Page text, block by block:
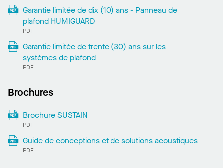
Garantie limitée de dix (10) ans - Panneau de
plafond HUMIGUARD
PDF
Garantie limitée de trente (30) ans sur les
systèmes de plafond
PDF
Brochures
Brochure SUSTAIN
PDF
Guide de conceptions et de solutions acoustiques
PDF